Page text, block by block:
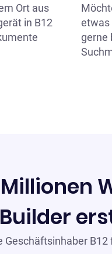
Ort aus
in B12
etwas
gerne
Geschäftsinhaber